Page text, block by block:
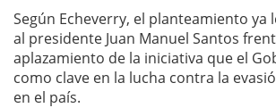
Según Echeverry, el planteamiento ya
al presidente Juan Manuel Santos
aplazamiento de la iniciativa que el
como clave en la lucha contra la
en el país.